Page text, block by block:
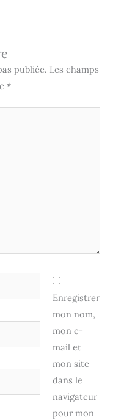
publiée. Les champs
*
Enregistrer
mon nom,
mon e-
mail et
mon site
dans le
navigateur
pour mon